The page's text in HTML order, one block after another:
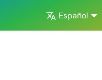
Español